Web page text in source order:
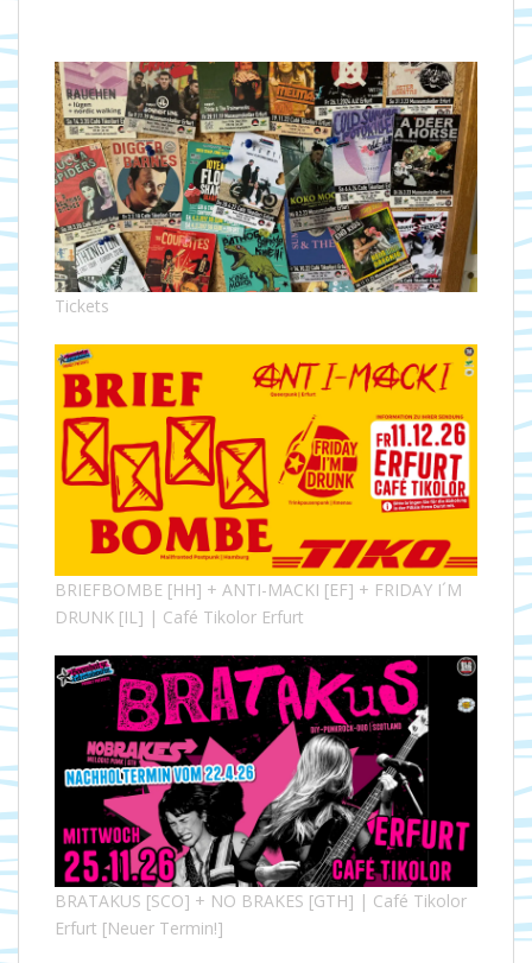
Tickets
BRIEFBOMBE [HH] + ANTI-MACKI [EF] + FRIDAY I´M
DRUNK [IL] | Café Tikolor Erfurt
BRATAKUS [SCO] + NO BRAKES [GTH] | Café Tikolor
Erfurt [Neuer Termin!]